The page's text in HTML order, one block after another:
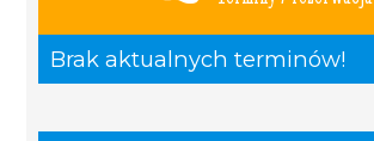
Brak aktualnych terminów!